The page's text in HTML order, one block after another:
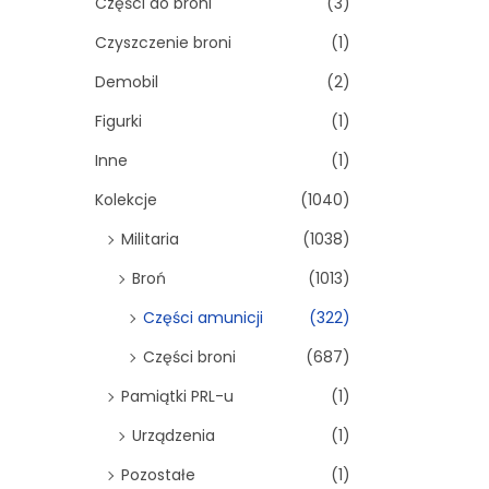
Czyszczenie broni
(1)
Demobil
(2)
Figurki
(1)
Inne
(1)
Kolekcje
(1040)
Militaria
(1038)
Broń
(1013)
Części amunicji
(322)
Części broni
(687)
Pamiątki PRL-u
(1)
Urządzenia
(1)
Pozostałe
(1)